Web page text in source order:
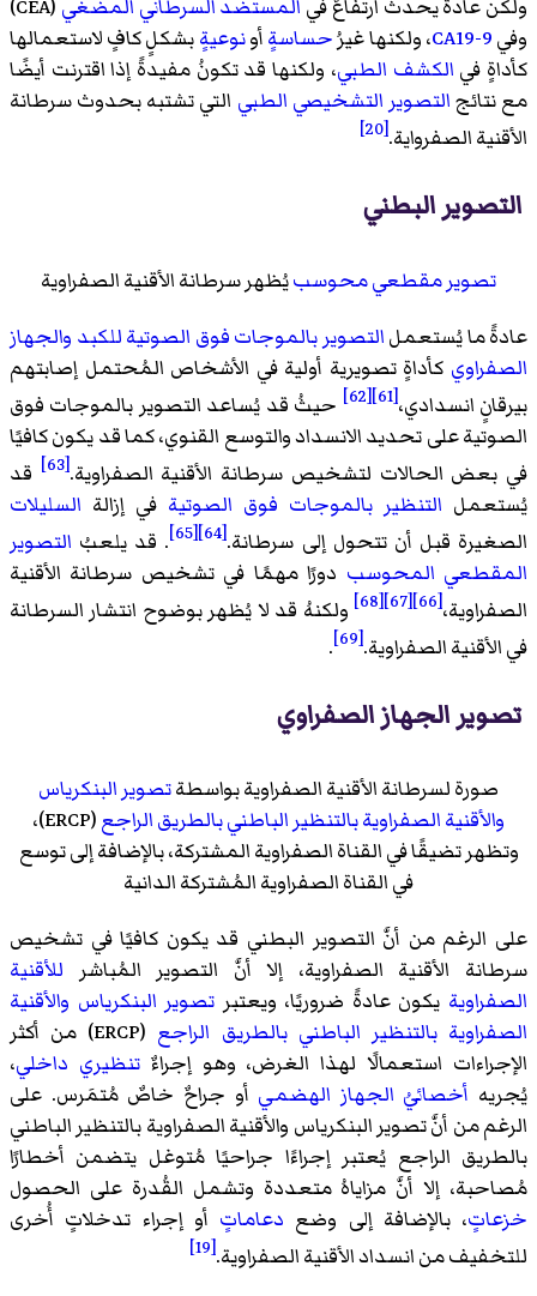
ولكن عادةً يحدث ارتفاعٌ في المستضد السرطاني المضغي
(CEA)
وفيCA19-9، ولكنها غيرُحساسةٍأونوعيةٍبشكلٍ كافٍ لاستعمالها
كأداةٍ في الكشف الطبي، ولكنها قد تكونُ مفيدةً إذا اقترنت أيضًا
مع نتائجالتصوير التشخيصي الطبي التي تشتبه بحدوث سرطانة
الأقنية الصفرواية.[20]
التصوير البطني
تصوير مقطعي محوسبيُظهر سرطانة الأقنية الصفراوية
عادةً ما يُستعملالتصوير بالموجات فوق الصوتيةللكبد والجهاز
الصفراوي كأداةٍ تصويرية أولية في الأشخاص المُحتمل إصابتهم
بيرقانٍ انسدادي،[61]
[62]
حيثُ قد يُساعد التصوير بالموجات فوق
الصوتية على تحديد الانسداد والتوسع القنوي، كما قد يكون كافيًا
في بعض الحالات لتشخيص سرطانة الأقنية الصفراوية.[63]
قد
يُستعمل التنظير بالموجات فوق الصوتية في إزالة السليلات
الصغيرة قبل أن تتحول إلى سرطانة.[64]
[65] . قد يلعبُ التصوير
المقطعي المحوسب دورًا مهمًا في تشخيص سرطانة الأقنية
الصفراوية،[66]
[67]
[68]
ولكنهُ قد لا يُظهر بوضوح انتشار السرطانة
في الأقنية الصفراوية.[69]
.
تصوير الجهاز الصفراوي
صورة لسرطانة الأقنية الصفراوية بواسطةتصوير البنكرياس
والأقنية الصفراوية بالتنظير الباطني بالطريق الراجع
(ERCP)،
وتظهر تضيقًا في القناة الصفراوية المشتركة، بالإضافة إلى توسع
في القناة الصفراوية المُشتركة الدانية
على الرغم من أنَّ التصوير البطني قد يكون كافيًا في تشخيص
سرطانة الأقنية الصفراوية، إلا أنَّ التصوير المُباشر للأقنية
الصفراوية يكون عادةً ضروريًا، ويعتبر تصوير البنكرياس والأقنية
الصفراوية بالتنظير الباطني بالطريق الراجع
(ERCP) من أكثر
الإجراءات استعمالًا لهذا الغرض، وهو إجراءٌتنظيري داخلي،
يُجريه أخصائيُ الجهاز الهضمي أو جراحٌ خاصٌ مُتمَرس. على
الرغم من أنَّ تصوير البنكرياس والأقنية الصفراوية بالتنظير الباطني
بالطريق الراجع يُعتبر إجراءًا جراحيًا مُتوغل يتضمن أخطارًا
مُصاحبة، إلا أنَّ مزاياهُ متعددة وتشمل القُدرة على الحصول
خزعاتٍ، بالإضافة إلى وضع دعاماتٍ أو إجراء تدخلاتٍ أُخرى
للتخفيف من انسداد الأقنية الصفراوية.[19]